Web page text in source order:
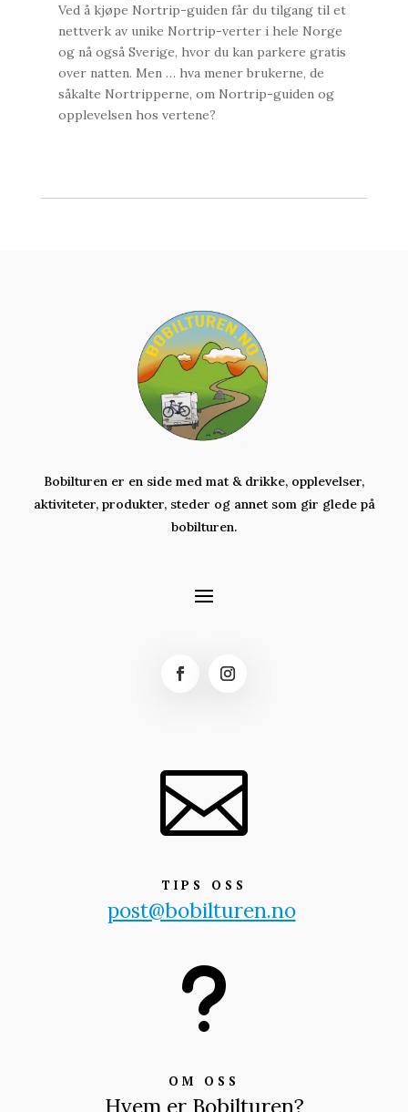
Ved å kjøpe Nortrip-guiden får du tilgang til et
nettverk av unike Nortrip-verter i hele Norge
og nå også Sverige, hvor du kan parkere gratis
over natten. Men … hva mener brukerne, de
såkalte Nortripperne, om Nortrip-guiden og
opplevelsen hos vertene?
Bobilturen er en side med mat & drikke, opplevelser,
aktiviteter, produkter, steder og annet som gir glede på
bobilturen.

TIPS OSS
post@bobilturen.no
u
OM OSS
Hvem er Bobilturen?